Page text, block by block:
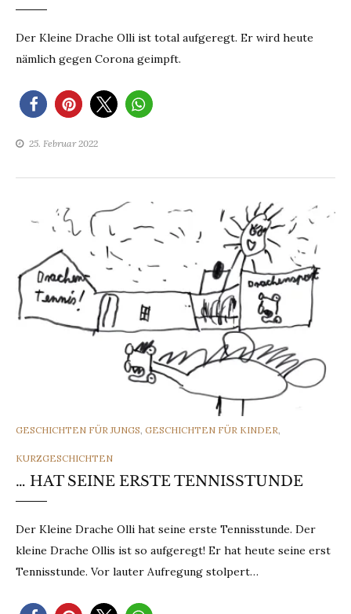
Der Kleine Drache Olli ist total aufgeregt. Er wird heute
nämlich gegen Corona geimpft.
25. Februar 2022
CATEGORIES
GESCHICHTEN FÜR JUNGS GESCHICHTEN FÜR KINDER
KURZGESCHICHTEN
… HAT SEINE ERSTE TENNISSTUNDE
Der Kleine Drache Olli hat seine erste Tennisstunde. Der
kleine Drache Ollis ist so aufgeregt! Er hat heute seine erst
Tennisstunde. Vor lauter Aufregung stolpert…